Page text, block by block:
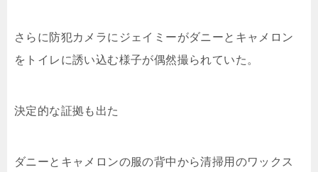
さらに防犯カメラにジェイミーがダニーとキャメロン
をトイレに誘い込む様子が偶然撮られていた。
決定的な証拠も出た
ダニーとキャメロンの服の背中から清掃用のワックス